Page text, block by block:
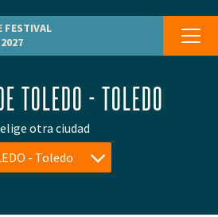
FESTIVAL
TOLEDO - TOLEDO
otra ciudad
- Toledo